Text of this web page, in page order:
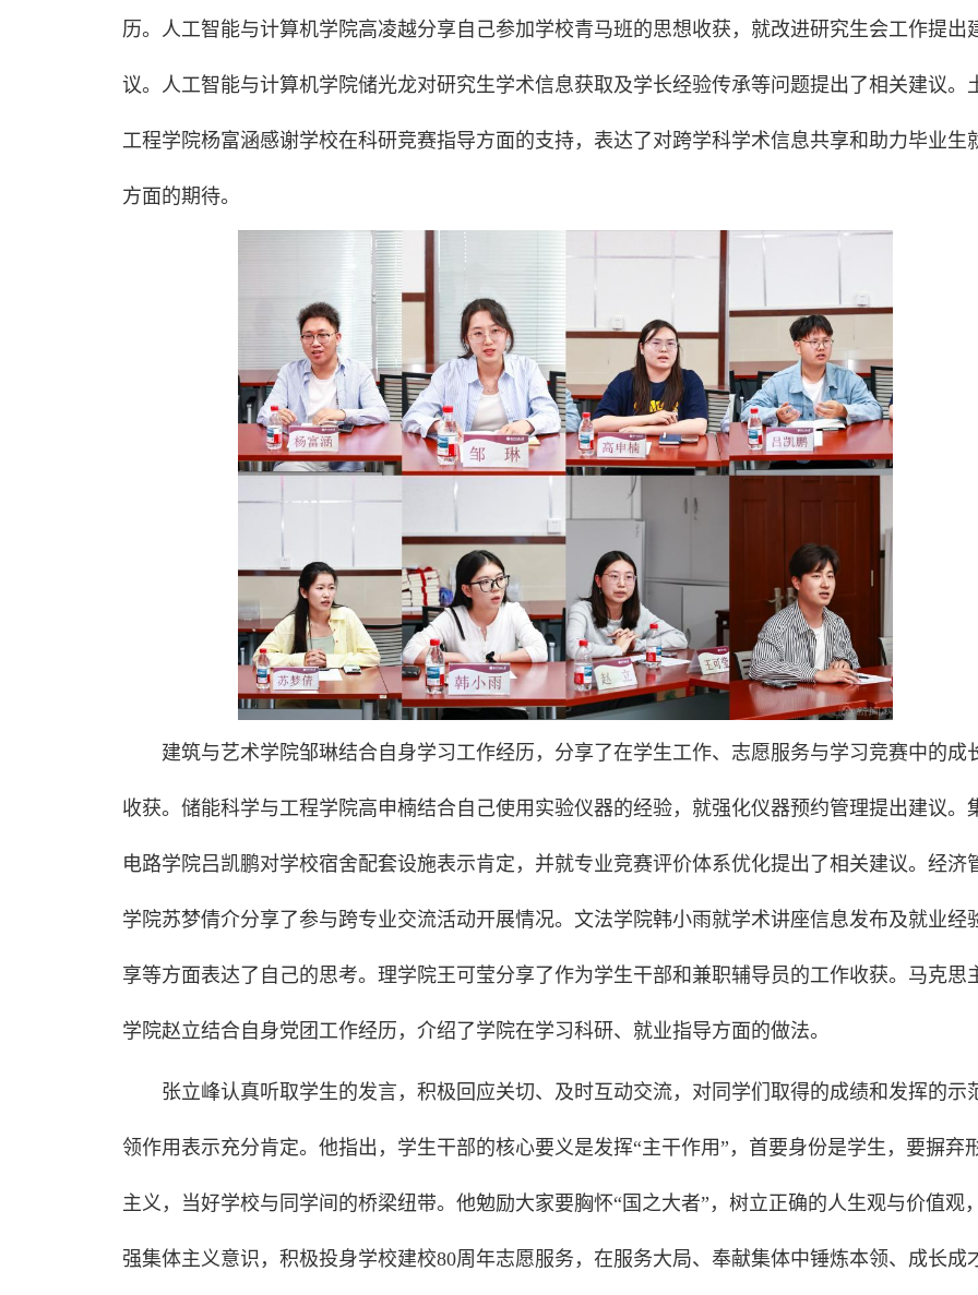
历。人工智能与计算机学院高凌越分享自己参加学校青马班的思想收获，就改进研究生会工作提出
议。人工智能与计算机学院储光龙对研究生学术信息获取及学长经验传承等问题提出了相关建议。
工程学院杨富涵感谢学校在科研竞赛指导方面的支持，表达了对跨学科学术信息共享和助力毕业生
方面的期待。
建筑与艺术学院邹琳结合自身学习工作经历，分享了在学生工作、志愿服务与学习竞赛中的成
收获。储能科学与工程学院高申楠结合自己使用实验仪器的经验，就强化仪器预约管理提出建议。
电路学院吕凯鹏对学校宿舍配套设施表示肯定，并就专业竞赛评价体系优化提出了相关建议。经济
学院苏梦倩介分享了参与跨专业交流活动开展情况。文法学院韩小雨就学术讲座信息发布及就业经
享等方面表达了自己的思考。理学院王可莹分享了作为学生干部和兼职辅导员的工作收获。马克思
学院赵立结合自身党团工作经历，介绍了学院在学习科研、就业指导方面的做法。
张立峰认真听取学生的发言，积极回应关切、及时互动交流，对同学们取得的成绩和发挥的示
领作用表示充分肯定。他指出，学生干部的核心要义是发挥“主干作用”，首要身份是学生，要摒弃
主义，当好学校与同学间的桥梁纽带。他勉励大家要胸怀“国之大者”，树立正确的人生观与价值观
强集体主义意识，积极投身学校建校80周年志愿服务，在服务大局、奉献集体中锤炼本领、成长成